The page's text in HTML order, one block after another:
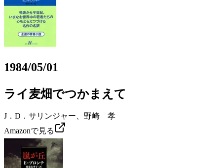
1984/05/01
ライ麦畑でつかまえて
J．D．サリンジャー、野崎 孝
Amazonで見る